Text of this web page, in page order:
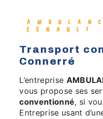
AMBULANCES
ESNAULT
transport conventionné à
Connerré
L’entreprise
vous propose ses
conventionné, si
Entreprise usant